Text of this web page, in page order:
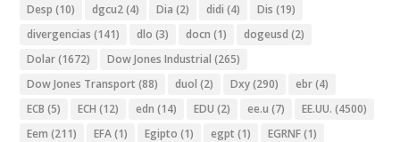
Desp (10) dgcu2(4) Dia (2) didi (4) Dis (19)
divergencias (141) dlo (3) docn (1) dogeusd (2)
Dolar(1672) Dow Jones Industrial (265)
Dow Jones Transport (88) duol (2) Dxy(290) ebr(4)
ECB (5) ECH (12) edn (14) EDU (2) ee.u (7) EE.UU. (4500)
Eem (211) EFA(1) Egipto (1) egpt (1) EGRNF(1)